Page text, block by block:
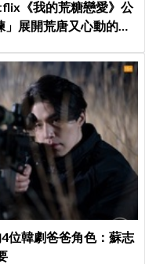
《我的荒糖戀愛》公
展開荒唐又心動的同
位韓劇爸爸角色：蘇志